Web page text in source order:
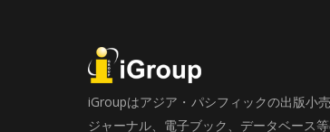
iGroupはアジア・パシフィックの出版小
ジャーナル、電子ブック、データベース